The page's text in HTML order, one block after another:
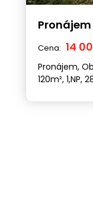
Pronájem
Cena: 14
Pronájem,
120m², 1,NP, 28.října, Moravská